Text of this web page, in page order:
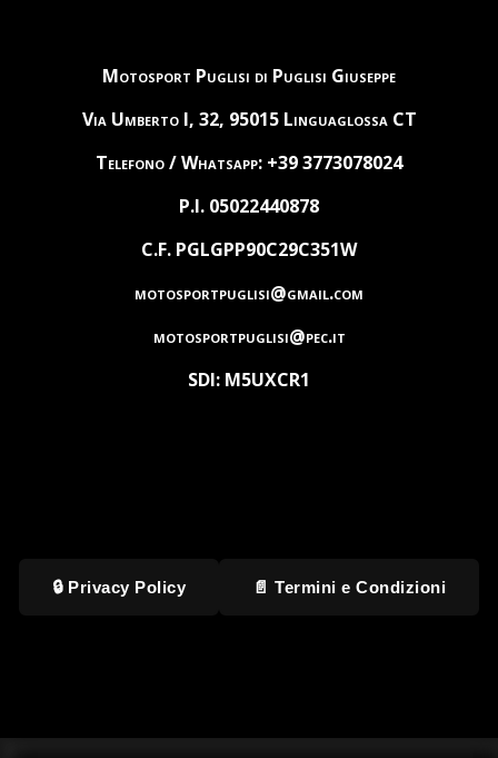
Motosport Puglisi di Puglisi Giuseppe
Via Umberto I, 32, 95015 Linguaglossa CT
Telefono / Whatsapp: +39 3773078024
P.I. 05022440878
C.F. PGLGPP90C29C351W
motosportpuglisi@gmail.com
motosportpuglisi@pec.it
SDI: M5UXCR1
🔒 Privacy Policy 📄 Termini e Condizioni